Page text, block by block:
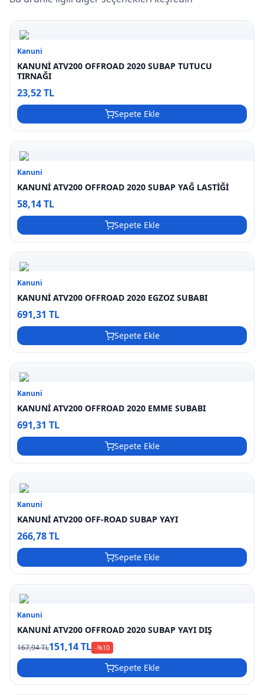
Kanuni
KANUNİ ATV200 OFFROAD 2020 SUBAP TUTUCU
TIRNAĞI
23,52 TL
Sepete Ekle
Kanuni
KANUNİ ATV200 OFFROAD 2020 SUBAP YAĞ LASTİĞİ
58,14 TL
Sepete Ekle
Kanuni
KANUNİ ATV200 OFFROAD 2020 EGZOZ SUBABI
691,31 TL
Sepete Ekle
Kanuni
KANUNİ ATV200 OFFROAD 2020 EMME SUBABI
691,31 TL
Sepete Ekle
Kanuni
KANUNİ ATV200 OFF-ROAD SUBAP YAYI
266,78 TL
Sepete Ekle
Kanuni
KANUNİ ATV200 OFFROAD 2020 SUBAP YAYI DIŞ
167,94 TL151,14 TL -%10
Sepete Ekle